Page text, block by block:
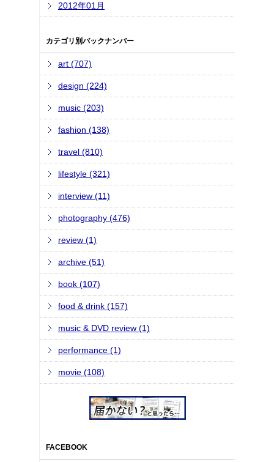
2012年01月
カテゴリ別バックナンバー
art (707)
design (224)
music (203)
fashion (138)
travel (810)
lifestyle (321)
interview (11)
photography (476)
review (1)
archive (51)
book (107)
food & drink (157)
music & DVD review (1)
performance (1)
movie (108)
FACEBOOK